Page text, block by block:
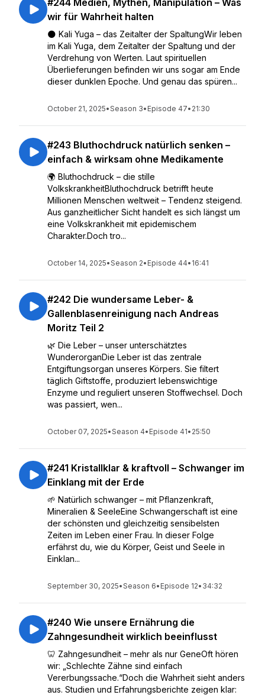
#244 Medien, Mythen, Manipulation – Was
wir für Wahrheit halten
🌑 Kali Yuga – das Zeitalter der SpaltungWir leben
im Kali Yuga, dem Zeitalter der Spaltung und der
Verdrehung von Werten. Laut spirituellen
Überlieferungen befinden wir uns sogar am Ende
dieser dunklen Epoche. Und genau das spüren...
October 21, 2025•Season 3• Episode 47• 21:30
#243 Bluthochdruck natürlich senken –
einfach & wirksam ohne Medikamente
🌍 Bluthochdruck – die stille
VolkskrankheitBluthochdruck betrifft heute
Millionen Menschen weltweit – Tendenz steigend.
Aus ganzheitlicher Sicht handelt es sich längst um
eine Volkskrankheit mit epidemischem
Charakter.Doch tro...
October 14, 2025•Season 2• Episode 44• 16:41
#242 Die wundersame Leber- &
Gallenblasenreinigung nach Andreas
Moritz Teil 2
🌿 Die Leber – unser unterschätztes
WunderorganDie Leber ist das zentrale
Entgiftungsorgan unseres Körpers. Sie filtert
täglich Giftstoffe, produziert lebenswichtige
Enzyme und reguliert unseren Stoffwechsel. Doch
was passiert, wen...
October 07, 2025•Season 4• Episode 41• 25:50
#241 Kristallklar & kraftvoll – Schwanger im
Einklang mit der Erde
🌱 Natürlich schwanger – mit Pflanzenkraft,
Mineralien & SeeleEine Schwangerschaft ist eine
der schönsten und gleichzeitig sensibelsten
Zeiten im Leben einer Frau. In dieser Folge
erfährst du, wie du Körper, Geist und Seele in
Einklan...
September 30, 2025•Season 6• Episode 12• 34:32
#240 Wie unsere Ernährung die
Zahngesundheit wirklich beeinflusst
🦷 Zahngesundheit – mehr als nur GeneOft hören
wir: „Schlechte Zähne sind einfach
Vererbungssache.“Doch die Wahrheit sieht anders
aus. Studien und Erfahrungsberichte zeigen klar: